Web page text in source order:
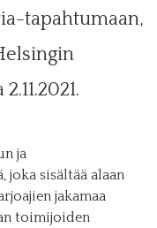
tapahtumaan,
ja
sisältää alaan
jakamaa
toimijoiden